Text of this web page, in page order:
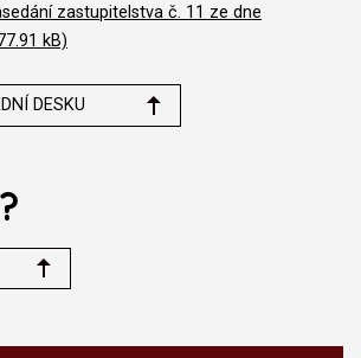
zastupitelstva č. 11 ze dne
kB)
DESKU